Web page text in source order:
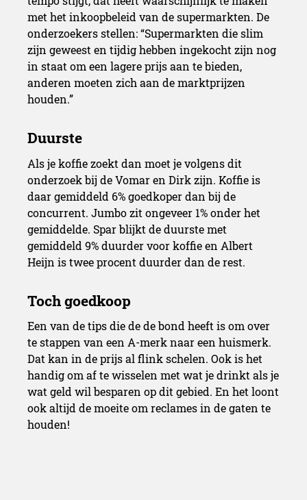
met het inkoopbeleid van de supermarkten. De
onderzoekers stellen: “Supermarkten die slim
zijn geweest en tijdig hebben ingekocht zijn nog
in staat om een lagere prijs aan te bieden,
anderen moeten zich aan de marktprijzen
houden.”
Als je koffie zoekt dan moet je volgens dit
onderzoek bij de Vomar en Dirk zijn. Koffie is
daar gemiddeld 6% goedkoper dan bij de
concurrent. Jumbo zit ongeveer 1% onder het
gemiddelde. Spar blijkt de duurste met
gemiddeld 9% duurder voor koffie en Albert
Heijn is twee procent duurder dan de rest.
Een van de tips die de de bond heeft is om over
te stappen van een A-merk naar een huismerk.
Dat kan in de prijs al flink schelen. Ook is het
handig om af te wisselen met wat je drinkt als je
wat geld wil besparen op dit gebied. En het loont
ook altijd de moeite om reclames in de gaten te
houden!